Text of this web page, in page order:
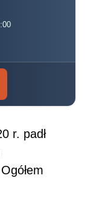
r. padł